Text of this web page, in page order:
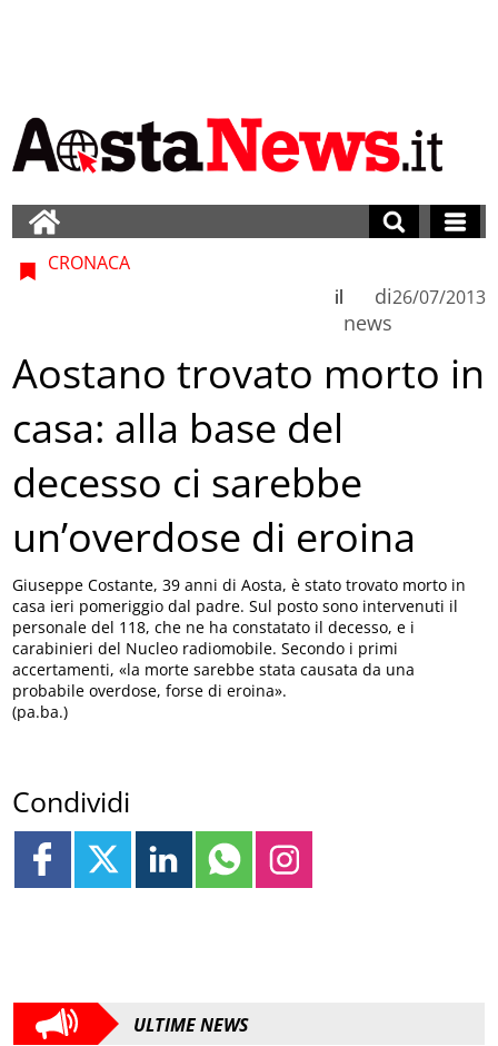
CRONACA
di
news
il 26/07/2013
Aostano trovato morto in
casa: alla base del
decesso ci sarebbe
un’overdose di eroina
Giuseppe Costante, 39 anni di Aosta, è stato trovato morto in
casa ieri pomeriggio dal padre. Sul posto sono intervenuti il
personale del 118, che ne ha constatato il decesso, e i
carabinieri del Nucleo radiomobile. Secondo i primi
accertamenti, «la morte sarebbe stata causata da una
probabile overdose, forse di eroina».
(pa.ba.)
Condividi
ULTIME NEWS